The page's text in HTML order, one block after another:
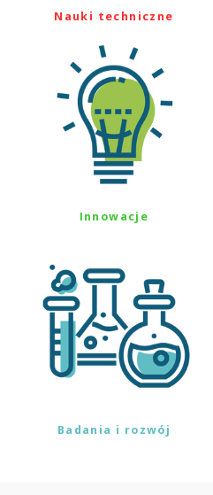
Nauki techniczne
Innowacje
Badania i rozwój